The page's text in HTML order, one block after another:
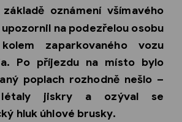
základě oznámení všímavého
na podezřelou osobu
zaparkovaného vozu
Po příjezdu na místo bylo
poplach rozhodně nešlo –
jiskry a ozýval se
hluk úhlové brusky.